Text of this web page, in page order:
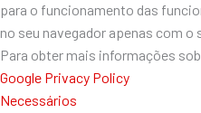
para o funcionamento das
no seu navegador apenas com
Para obter mais informações
Google Privacy Policy
Necessários